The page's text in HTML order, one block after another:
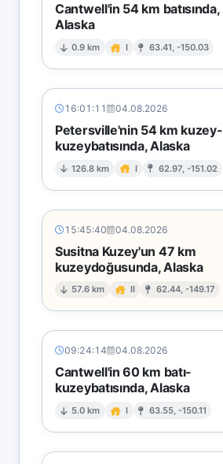
Cantwell'in 54 km batısında,
Alaska
0.9 km I 63.41, -150.03
16:01:11 04.08.2026
Petersville'nin 54 km kuzey-
kuzeybatısında, Alaska
126.8 km I 62.97, -151.02
15:45:40 04.08.2026
Susitna Kuzey'un 47 km
kuzeydoğusunda, Alaska
57.6 km II 62.44, -149.17
09:24:14 04.08.2026
Cantwell'in 60 km batı-
kuzeybatısında, Alaska
5.0 km I 63.55, -150.11